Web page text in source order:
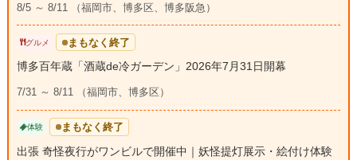
8/5 ～ 8/11 （福岡市、博多区、博多阪急）
グルメ まもなく終了
博多百年蔵「酒蔵de冷ガーデン」2026年7月31日開幕
7/31 ～ 8/11 （福岡市、博多区）
体験 まもなく終了
出張 奇怪夜行がワンビルで開催中｜妖怪提灯展示・絵付け体験